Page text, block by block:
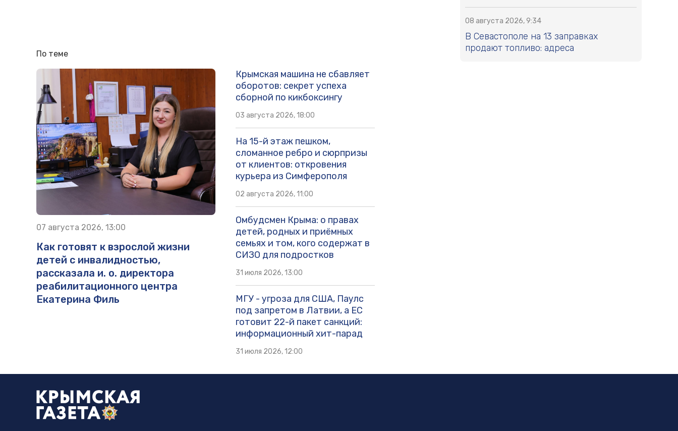
По теме
07 августа 2026, 13:00
Как готовят к взрослой жизни
детей с инвалидностью,
рассказала и. о. директора
реабилитационного центра
Екатерина Филь
Крымская машина не сбавляет
оборотов: секрет успеха
сборной по кикбоксингу
03 августа 2026, 18:00
На 15-й этаж пешком,
сломанное ребро и сюрпризы
от клиентов: откровения
курьера из Симферополя
02 августа 2026, 11:00
Омбудсмен Крыма: о правах
детей, родных и приёмных
семьях и том, кого содержат в
СИЗО для подростков
31 июля 2026, 13:00
МГУ - угроза для США, Паулс
под запретом в Латвии, а ЕС
готовит 22-й пакет санкций:
информационный хит-парад
31 июля 2026, 12:00
08 августа 2026, 9:34
В Севастополе на 13 заправках
продают топливо: адреса